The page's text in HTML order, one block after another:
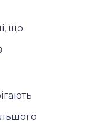
що